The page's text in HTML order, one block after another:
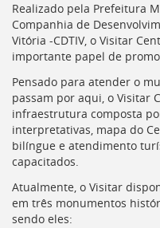
para
a
listagem
de
notícias
[]
Ir
para
o
conteúdo
desta
página
[]
Ir
Realizado pela Prefeitura
Companhia de
Vitória -CDTIV, o Visitar
importante papel de
Pensado para atender o
passam por aqui, o Visitar
infraestrutura composta
interpretativas, mapa do
bilíngue e atendimento
capacitados.
Atualmente, o Visitar
em três monumentos
sendo eles: